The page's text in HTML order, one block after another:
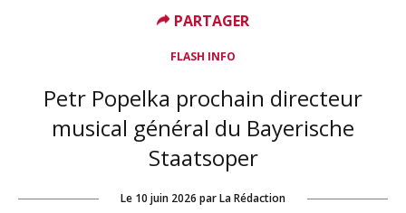
FLASH INFO
Petr Popelka prochain directeur
musical général du Bayerische
Staatsoper
Le 10 juin 2026 parLa Rédaction
PARTAGER